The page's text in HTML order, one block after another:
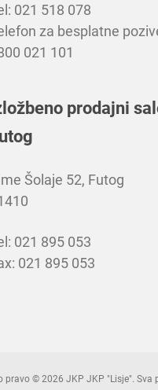
021 518 078
za besplatne
021 101
prodajni
Šolaje 52, Futog
021 895 053
021 895 053
pravo © 2026 JKP JKP "Lisje". Sva